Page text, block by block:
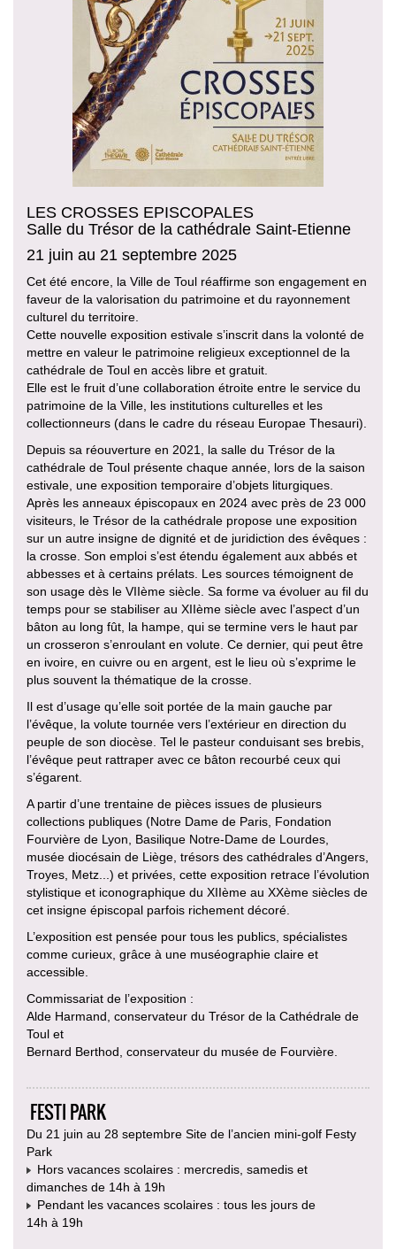
LES CROSSES EPISCOPALES
Salle du Trésor de la cathédrale Saint-Etienne
21 juin au 21 septembre 2025
Cet été encore, la Ville de Toul réaffirme son engagement en
faveur de la valorisation du patrimoine et du rayonnement
culturel du territoire.
Cette nouvelle exposition estivale s’inscrit dans la volonté de
mettre en valeur le patrimoine religieux exceptionnel de la
cathédrale de Toul en accès libre et gratuit.
Elle est le fruit d’une collaboration étroite entre le service du
patrimoine de la Ville, les institutions culturelles et les
collectionneurs (dans le cadre du réseau Europae Thesauri).
Depuis sa réouverture en 2021, la salle du Trésor de la
cathédrale de Toul présente chaque année, lors de la saison
estivale, une exposition temporaire d’objets liturgiques.
Après les anneaux épiscopaux en 2024 avec près de 23 000
visiteurs, le Trésor de la cathédrale propose une exposition
sur un autre insigne de dignité et de juridiction des évêques :
la crosse. Son emploi s’est étendu également aux abbés et
abbesses et à certains prélats. Les sources témoignent de
son usage dès le VIIème siècle. Sa forme va évoluer au fil du
temps pour se stabiliser au XIIème siècle avec l’aspect d’un
bâton au long fût, la hampe, qui se termine vers le haut par
un crosseron s’enroulant en volute. Ce dernier, qui peut être
en ivoire, en cuivre ou en argent, est le lieu où s’exprime le
plus souvent la thématique de la crosse.
Il est d’usage qu’elle soit portée de la main gauche par
l’évêque, la volute tournée vers l’extérieur en direction du
peuple de son diocèse. Tel le pasteur conduisant ses brebis,
l’évêque peut rattraper avec ce bâton recourbé ceux qui
s’égarent.
A partir d’une trentaine de pièces issues de plusieurs
collections publiques (Notre Dame de Paris, Fondation
Fourvière de Lyon, Basilique Notre-Dame de Lourdes,
musée diocésain de Liège, trésors des cathédrales d’Angers,
Troyes, Metz...) et privées, cette exposition retrace l’évolution
stylistique et iconographique du XIIème au XXème siècles de
cet insigne épiscopal parfois richement décoré.
L’exposition est pensée pour tous les publics, spécialistes
comme curieux, grâce à une muséographie claire et
accessible.
Commissariat de l’exposition :
Alde Harmand, conservateur du Trésor de la Cathédrale de
Toul et
Bernard Berthod, conservateur du musée de Fourvière.
FESTI PARK
Du 21 juin au 28 septembre Site de l’ancien mini-golf Festy
Park
Hors vacances scolaires : mercredis, samedis et
dimanches de 14h à 19h
Pendant les vacances scolaires : tous les jours de
14h à 19h